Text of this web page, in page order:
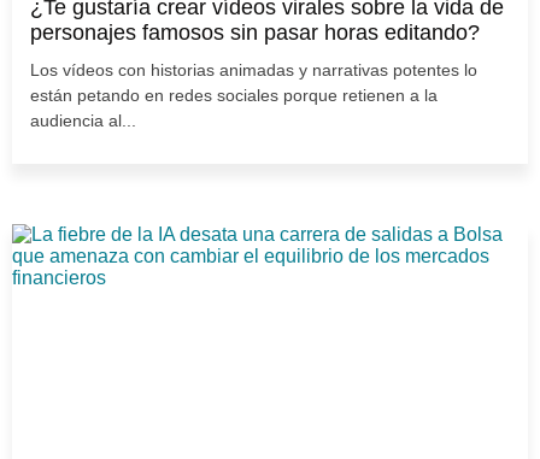
¿Te gustaría crear vídeos virales sobre la vida de
personajes famosos sin pasar horas editando?
Los vídeos con historias animadas y narrativas potentes lo
están petando en redes sociales porque retienen a la
audiencia al...